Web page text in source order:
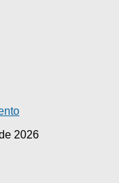
2026